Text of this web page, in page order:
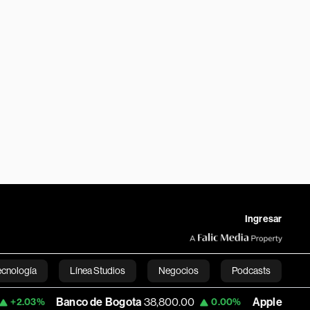
Ingresar
Línea Studios Negocios Podcasts
English
Banco de Bogota 38,800.00 0.00% Apple 309.84